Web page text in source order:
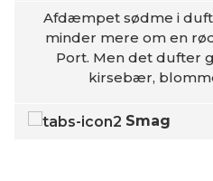
Afdæmpet sødme i
minder mere om en
Port. Men det dufter
kirsebær,
Smag